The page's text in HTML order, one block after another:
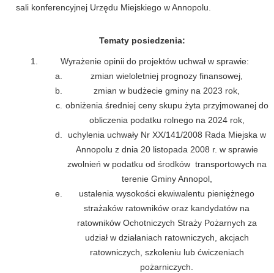
sali konferencyjnej Urzędu Miejskiego w Annopolu.
Tematy posiedzenia:
Wyrażenie opinii do projektów uchwał w sprawie:
zmian wieloletniej prognozy finansowej,
zmian w budżecie gminy na 2023 rok,
obniżenia średniej ceny skupu żyta przyjmowanej do
obliczenia podatku rolnego na 2024 rok,
uchylenia uchwały Nr XX/141/2008 Rada Miejska w
Annopolu z dnia 20 listopada 2008 r. w sprawie
zwolnień w podatku od środków transportowych na
terenie Gminy Annopol,
ustalenia wysokości ekwiwalentu pieniężnego
strażaków ratowników oraz kandydatów na
ratowników Ochotniczych Straży Pożarnych za
udział w działaniach ratowniczych, akcjach
ratowniczych, szkoleniu lub ćwiczeniach
pożarniczych.